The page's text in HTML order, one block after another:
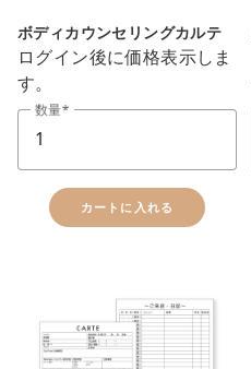
ボディカウンセリングカルテ
ログイン後に価格表示しま
す。
数量
カートに入れる